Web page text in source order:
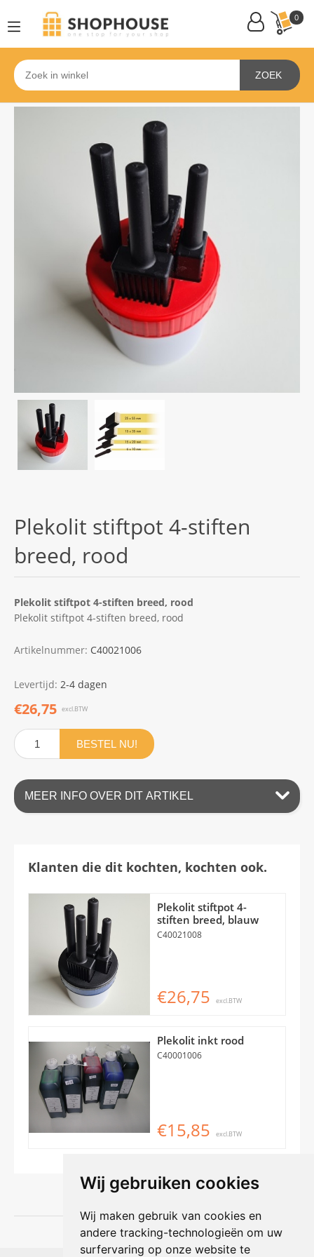
Wij gebruiken cookies
Wij maken gebruik van cookies en
andere tracking-technologieën om uw
surfervaring op onze website te
0
ZOEK
Plekolit stiftpot 4-stiften
breed, rood
Plekolit stiftpot 4-stiften breed, rood
Plekolit stiftpot 4-stiften breed, rood
Artikelnummer: C40021006
Levertijd: 2-4 dagen
€26,75 excl.BTW
BESTEL NU!
MEER INFO OVER DIT ARTIKEL
Klanten die dit kochten, kochten ook.
Plekolit stiftpot 4-
stiften breed, blauw
C40021008
€26,75 excl.BTW
Plekolit inkt rood
C40001006
€15,85 excl.BTW